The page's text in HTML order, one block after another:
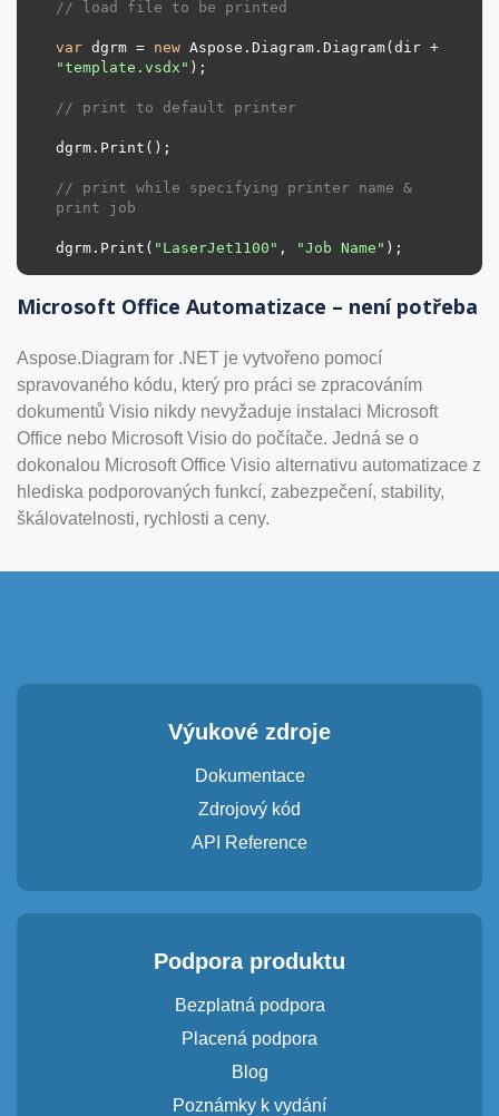
// load file to be printed
var dgrm = new
"template.vsdx" );
// print to default printer
dgrm.Print();
// print while specifying printer name &
print job
dgrm.Print( "LaserJet1100" , "Job Name" );
Microsoft Office Automatizace – není potřeba
Aspose.Diagram for .NET je vytvořeno pomocí
spravovaného kódu, který pro práci se zpracováním
dokumentů Visio nikdy nevyžaduje instalaci Microsoft
Office nebo Microsoft Visio do počítače. Jedná se o
dokonalou Microsoft Office Visio alternativu automatizace z
hlediska podporovaných funkcí, zabezpečení, stability,
škálovatelnosti, rychlosti a ceny.
Výukové zdroje
Dokumentace
Zdrojový kód
API Reference
Podpora produktu
Bezplatná podpora
Placená podpora
Blog
Poznámky k vydání